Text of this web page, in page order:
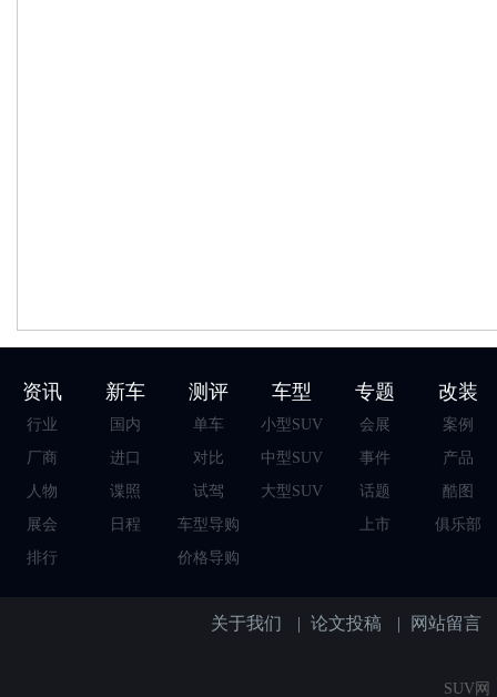
资讯
行业
厂商
人物
展会
排行
新车
国内
进口
谍照
日程
测评
单车
对比
试驾
车型导购
价格导购
车型
小型SUV
中型SUV
大型SUV
专题
会展
事件
话题
上市
改装
案例
产品
酷图
俱乐部
关于我们 | 论文投稿 | 网站留言
SUV网